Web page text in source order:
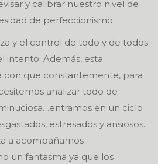
y calibrar nuestro nivel de
de perfeccionismo.
y el control de todo y de todos
intento. Además, esta
con que constantemente, para
analizar todo de
en un ciclo
estresados y ansiosos.
a acompañarnos
un fantasma ya que los